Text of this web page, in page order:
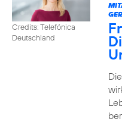
Credits: Telefónica
Deutschland